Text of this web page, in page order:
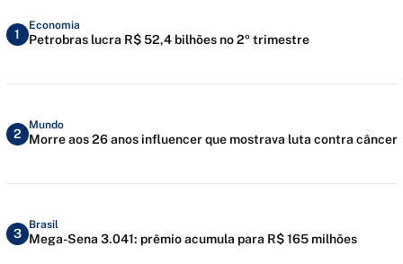
1
Economia
Petrobras lucra R$ 52,4 bilhões no 2º trimestre
2
Mundo
Morre aos 26 anos influencer que mostrava luta contra câncer
3
Brasil
Mega-Sena 3.041: prêmio acumula para R$ 165 milhões